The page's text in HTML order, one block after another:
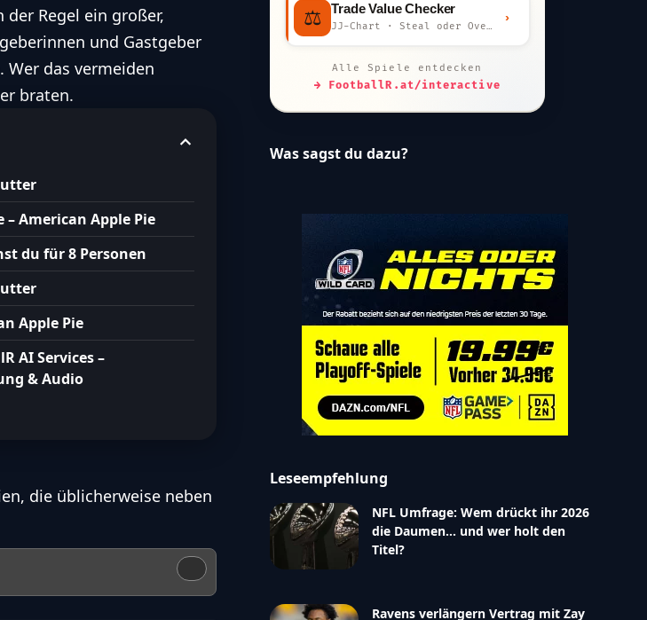
der Regel ein großer,
und Gastgeber
Wer das vermeiden
braten.
– American Apple Pie
du für 8 Personen
Apple Pie
AI Services –
& Audio
die üblicherweise neben
⚖️ Trade Value Checker
JJ-Chart · Steal oder Overpay?
›
Alle Spiele entdecken
→ FootballR.at/interactive
Was sagst du dazu?
Leseempfehlung
NFL Umfrage: Wem drückt ihr 2026
die Daumen… und wer holt den
Titel?
Ravens verlängern Vertrag mit Zay